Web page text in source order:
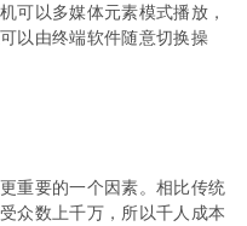
可以多媒体元素模式播放，
以由终端软件随意切换操
重要的一个因素。相比传统
众数上千万，所以千人成本